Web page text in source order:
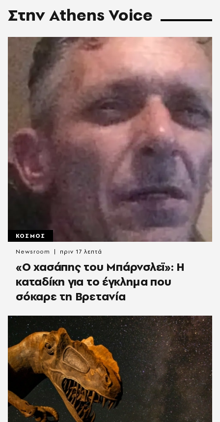
Στην Athens Voice
ΚΟΣΜΟΣ
«Ο χασάπης του Μπάρνσλεϊ»: Η
καταδίκη για το έγκλημα που
σόκαρε τη Βρετανία
Newsroom πριν 17 λεπτά